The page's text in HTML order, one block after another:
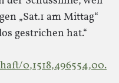
„Sat.1 am Mittag“
gestrichen hat.“
0,1518,496554,00.